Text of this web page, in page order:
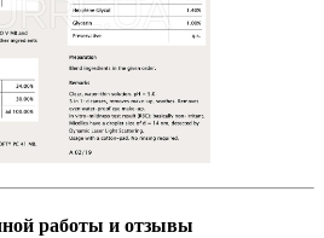
работы и отзывы